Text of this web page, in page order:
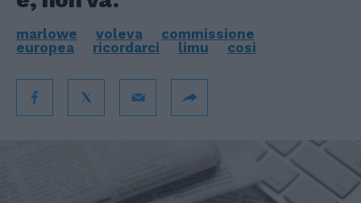
marlowe voleva
commissione
europea
ricordarci limu cosi